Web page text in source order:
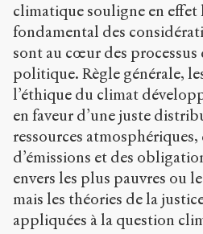
climatique souligne en effet
fondamental des
sont au cœur des processus
politique. Règle générale,
l’éthique du climat
en faveur d’une juste
ressources
d’émissions et des
envers les plus pauvres ou
mais les théories de la
appliquées à la question